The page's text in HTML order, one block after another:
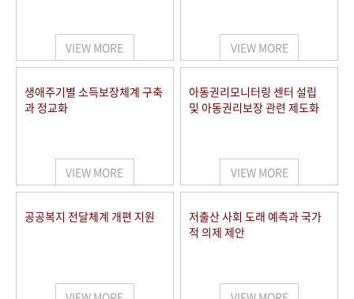
VIEW MORE VIEW MORE
생애주기별 소득보장체계 구축
과 정교화
VIEW MORE
아동권리모니터링 센터 설립
및 아동권리보장 관련 제도화
VIEW MORE
공공복지 전달체계 개편 지원
저출산 사회 도래 예측과 국가
적 의제 제안